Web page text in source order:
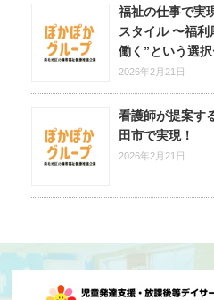
福祉の仕事で実
スタイル 〜福
働く”という選
2026年2月21日
看護師が提案す
田市で実現！
2026年2月21日